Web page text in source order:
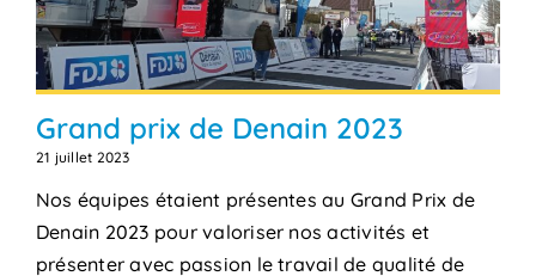
Grand prix de Denain 2023
21 juillet 2023
Nos équipes étaient présentes au Grand Prix de
Denain 2023 pour valoriser nos activités et
présenter avec passion le travail de qualité de